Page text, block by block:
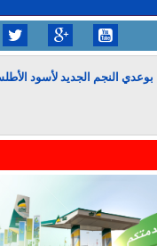
بوعدي النجم الجديد لأسود
المغرب يعزز موقعه في صناعة